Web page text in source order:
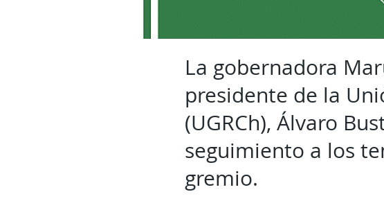
La gobernadora
presidente de la
(UGRCh), Álvaro
seguimiento a los
gremio.